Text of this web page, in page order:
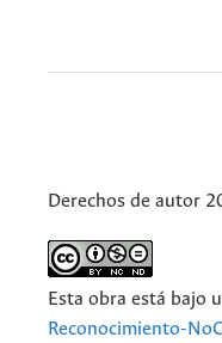
Derechos de autor
Esta obra está bajo
Reconocimiento-